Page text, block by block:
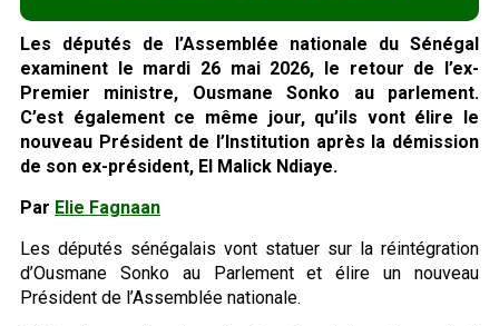
Les députés de l’Assemblée nationale du Sénégal
examinent le mardi 26 mai 2026, le retour de l’ex-
Premier ministre, Ousmane Sonko au parlement.
C’est également ce même jour, qu’ils vont élire le
nouveau Président de l’Institution après la démission
de son ex-président, El Malick Ndiaye.
Par Elie Fagnaan
Les députés sénégalais vont statuer sur la réintégration
d’Ousmane Sonko au Parlement et élire un nouveau
Président de l’Assemblée nationale.